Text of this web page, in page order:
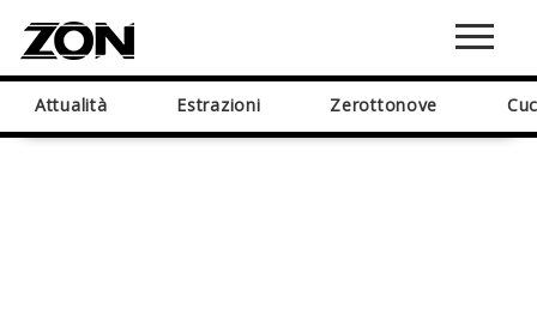
Attualità Estrazioni Zerottonove